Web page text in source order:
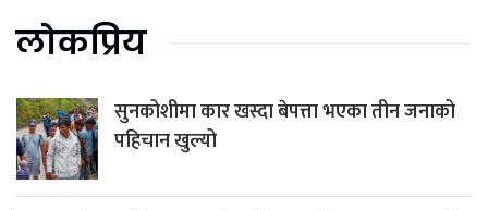
लोकप्रिय
सुनकोशीमा कार खस्दा बेपत्ता भएका तीन जनाको
पहिचान खुल्यो